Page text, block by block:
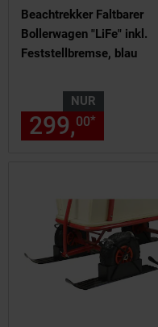
Beachtrekker Faltbarer
Bollerwagen "LiFe" inkl.
Feststellbremse, blau
NUR
299,00*